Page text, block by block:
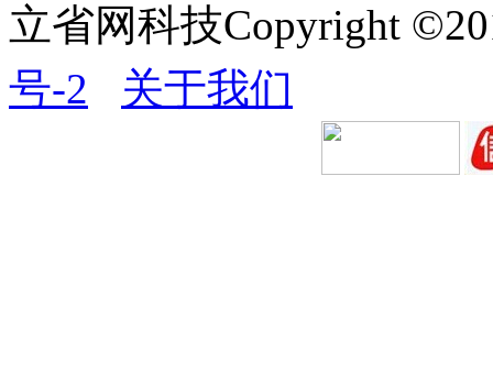
立省网科技Copyright
号-2
关于我们